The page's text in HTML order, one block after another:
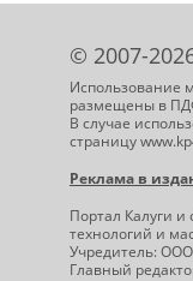
© 2007-
Использование
размещены в
В случае
страницу
Реклама в
Портал Калуги и
технологий и
Учредитель: ООО
Главный